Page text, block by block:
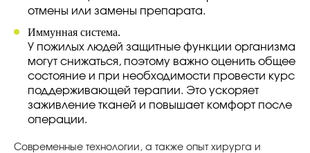
отмены или замены препарата.
Иммунная система.
У пожилых людей защитные функции организма
могут снижаться, поэтому важно оценить общее
состояние и при необходимости провести курс
поддерживающей терапии. Это ускоряет
заживление тканей и повышает комфорт после
операции.
Современные технологии, а также опыт хирурга и